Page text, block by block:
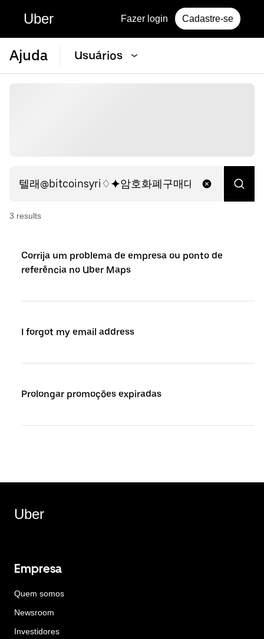
Uber Fazer login Cadastre-se
Ajuda Usuários
3 results
Corrija um problema de empresa ou ponto de
referência no Uber Maps
I forgot my email address
Prolongar promoções expiradas
Uber
Empresa
Quem somos
Newsroom
Investidores